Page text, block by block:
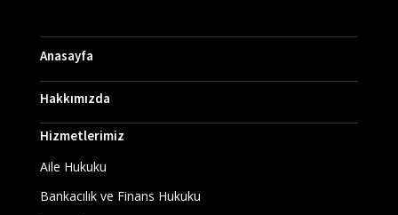
Anasayfa
Hakkımızda
Hizmetlerimiz
Aile Hukuku
Bankacılık ve Finans Hukuku